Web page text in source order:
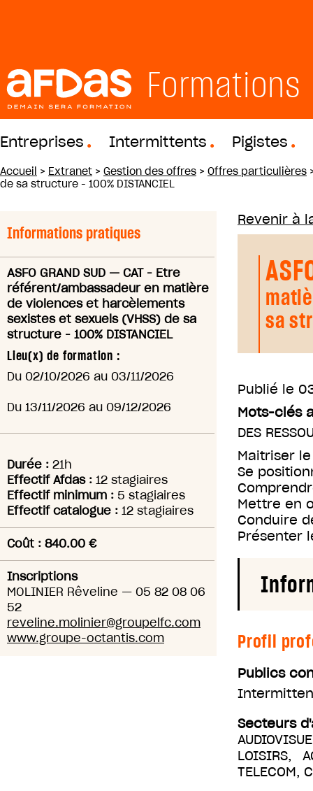
Formations
Entreprises Intermittents Pigistes
Accueil > Extranet > Gestion des offres > Offres particulières
de sa structure - 100% DISTANCIEL
Informations pratiques
ASFO GRAND SUD — CAT - Etre
référent/ambassadeur en matière
de violences et harcèlements
sexistes et sexuels (VHSS) de sa
structure - 100% DISTANCIEL
Lieu(x) de formation :
Du 02/10/2026 au 03/11/2026
Du 13/11/2026 au 09/12/2026
Durée : 21h
Effectif Afdas : 12 stagiaires
Effectif minimum : 5 stagiaires
Effectif catalogue : 12 stagiaires
Coût : 840.00 €
Inscriptions
MOLINIER Rêveline — 05 82 08 06
52
reveline.molinier@groupelfc.com
www.groupe-octantis.com
Revenir à
sa
Publié le
Mots-clés
DES
Maitriser
Se
Mettre en
Conduire
Présenter
Profil
Publics
Secteurs
LOISIRS,
TELECOM,